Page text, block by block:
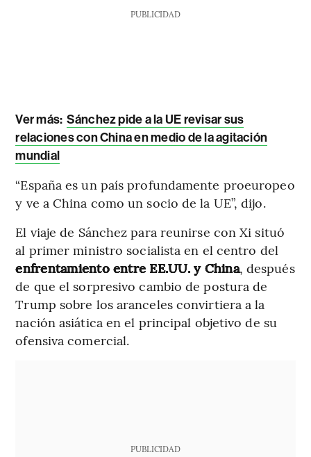
PUBLICIDAD
Ver más: Sánchez pide a la UE revisar sus
relaciones con China en medio de la agitación
mundial
“España es un país profundamente proeuropeo
y ve a China como un socio de la UE”, dijo.
El viaje de Sánchez para reunirse con Xi situó
al primer ministro socialista en el centro del
enfrentamiento entre EE.UU. y China, después
de que el sorpresivo cambio de postura de
Trump sobre los aranceles convirtiera a la
nación asiática en el principal objetivo de su
ofensiva comercial.
PUBLICIDAD